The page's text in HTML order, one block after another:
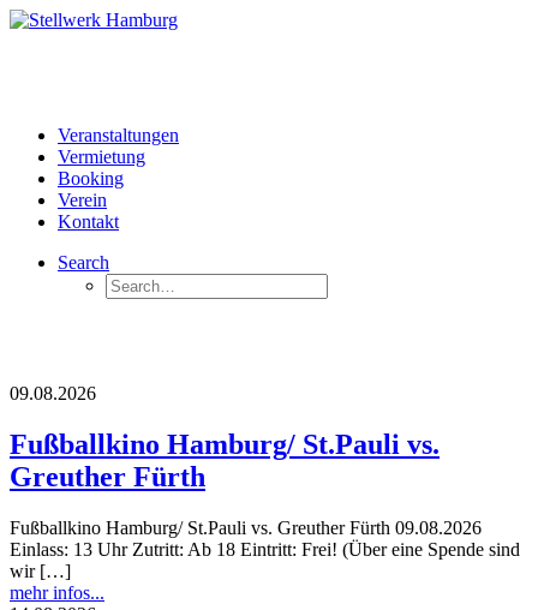
Veranstaltungen
Vermietung
Booking
Verein
Kontakt
Search
09.08.2026
Fußballkino Hamburg/ St.Pauli vs.
Greuther Fürth
Fußballkino Hamburg/ St.Pauli vs. Greuther Fürth 09.08.2026
Einlass: 13 Uhr Zutritt: Ab 18 Eintritt: Frei! (Über eine Spende sind
wir […]
mehr infos...